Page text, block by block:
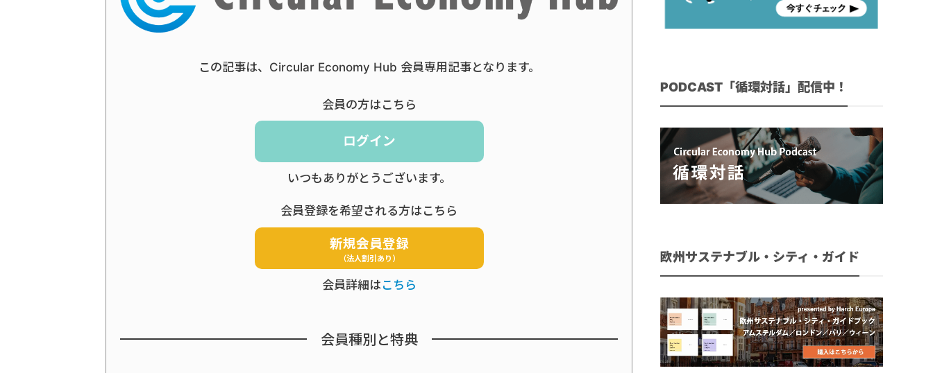
この記事は、Circular Economy Hub 会員専用記事となります。
会員の方はこちら
ログイン
いつもありがとうございます。
会員登録を希望される方はこちら
新規会員登録
（法人割引あり）
会員詳細はこちら
会員種別と特典
PODCAST「循環対話」配信中！
欧州サステナブル・シティ・ガイド